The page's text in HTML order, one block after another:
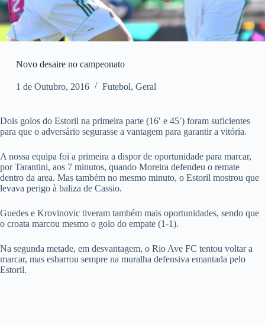
Novo desaire no campeonato
1 de Outubro, 2016 Futebol, Geral
Dois golos do Estoril na primeira parte (16′ e 45′) foram suficientes
para que o adversário segurasse a vantagem para garantir a vitória.
A nossa equipa foi a primeira a dispor de oportunidade para marcar,
por Tarantini, aos 7 minutos, quando Moreira defendeu o remate
dentro da area. Mas também no mesmo minuto, o Estoril mostrou que
levava perigo à baliza de Cassio.
Guedes e Krovinovic tiveram também mais oportunidades, sendo que
o croata marcou mesmo o golo do empate (1-1).
Na segunda metade, em desvantagem, o Rio Ave FC tentou voltar a
marcar, mas esbarrou sempre na muralha defensiva emantada pelo
Estoril.